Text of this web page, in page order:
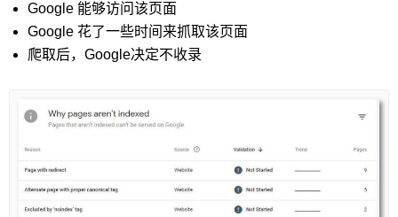
Google 能够访问该页面
Google 花了一些时间来抓取该页面
爬取后，Google决定不收录